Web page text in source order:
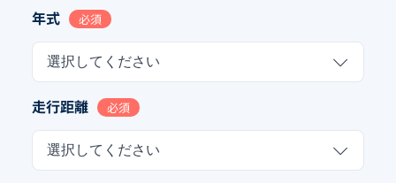
年式 必須
選択してください
走行距離 必須
選択してください